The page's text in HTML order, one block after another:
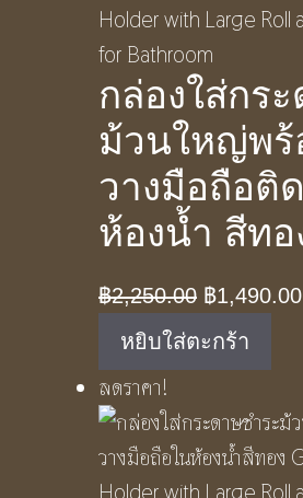
กล่องใส่กร
ม้วนใหญ่พร้
วางมือถือติ
ห้องน้ำ สีทอ
฿2,250.00 Original
price
was:
฿1,490.00
หยิบใส่ตะกร้า
ลดราคา!